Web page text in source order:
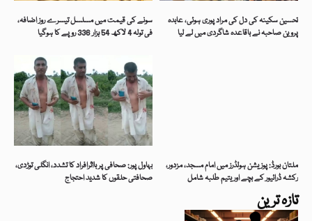
تازہ ترین
سونے کی قیمت میں مسلسل تیسرے روز اضافہ،
فی تولہ 4 لاکھ 54 ہزار 336 روپے کا ہوگیا
تحسین سکینہ کی دل کی مراد پوری ہوئی، عابدہ
پروین صاحبہ نے باقاعدہ شاگردی میں لے لیا
بہاول پور: صحافی پر بااثرافراد کا تشدد، انگلی توڑدی،
صحافتی حلقوں کا شدید احتجاج
ملتان بورڈ: پوزیشن ہولڈرز میں امام مسجد، مزدور،
رکشہ ڈرائیور کے بچے اور یتیم طلبہ شامل